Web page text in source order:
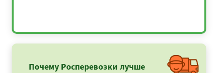
Почему Росперевозки лучше